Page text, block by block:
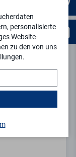
personalisierte
Website-
zu den von uns